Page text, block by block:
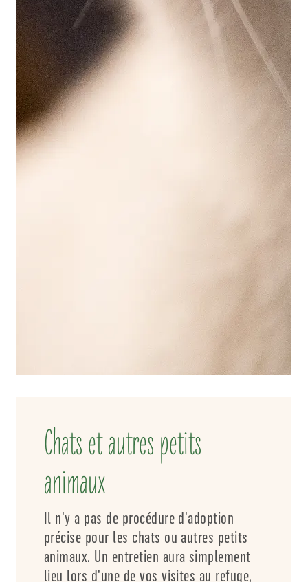
Chats et autres petits
animaux
Il n'y a pas de procédure d'adoption
précise pour les chats ou autres petits
animaux. Un entretien aura simplement
lieu lors d'une de vos visites au refuge,